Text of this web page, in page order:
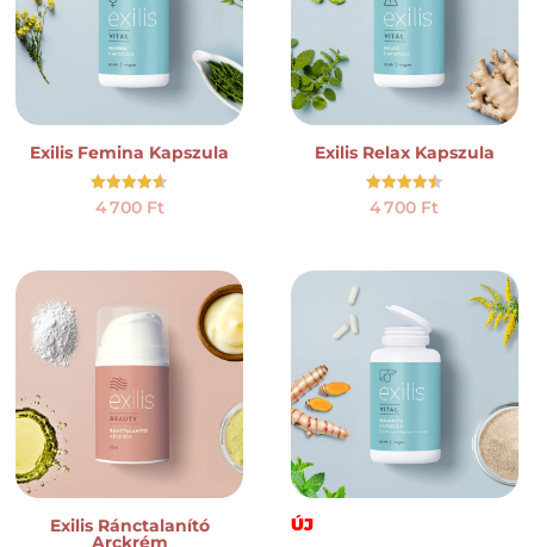
Exilis Femina Kapszula
Értékelés:
4.61
4 700 Ft
Exilis Relax Kapszula
Értékelés:
4.50
4 700 Ft
Exilis Ránctalanító
Arckrém
ÚJ